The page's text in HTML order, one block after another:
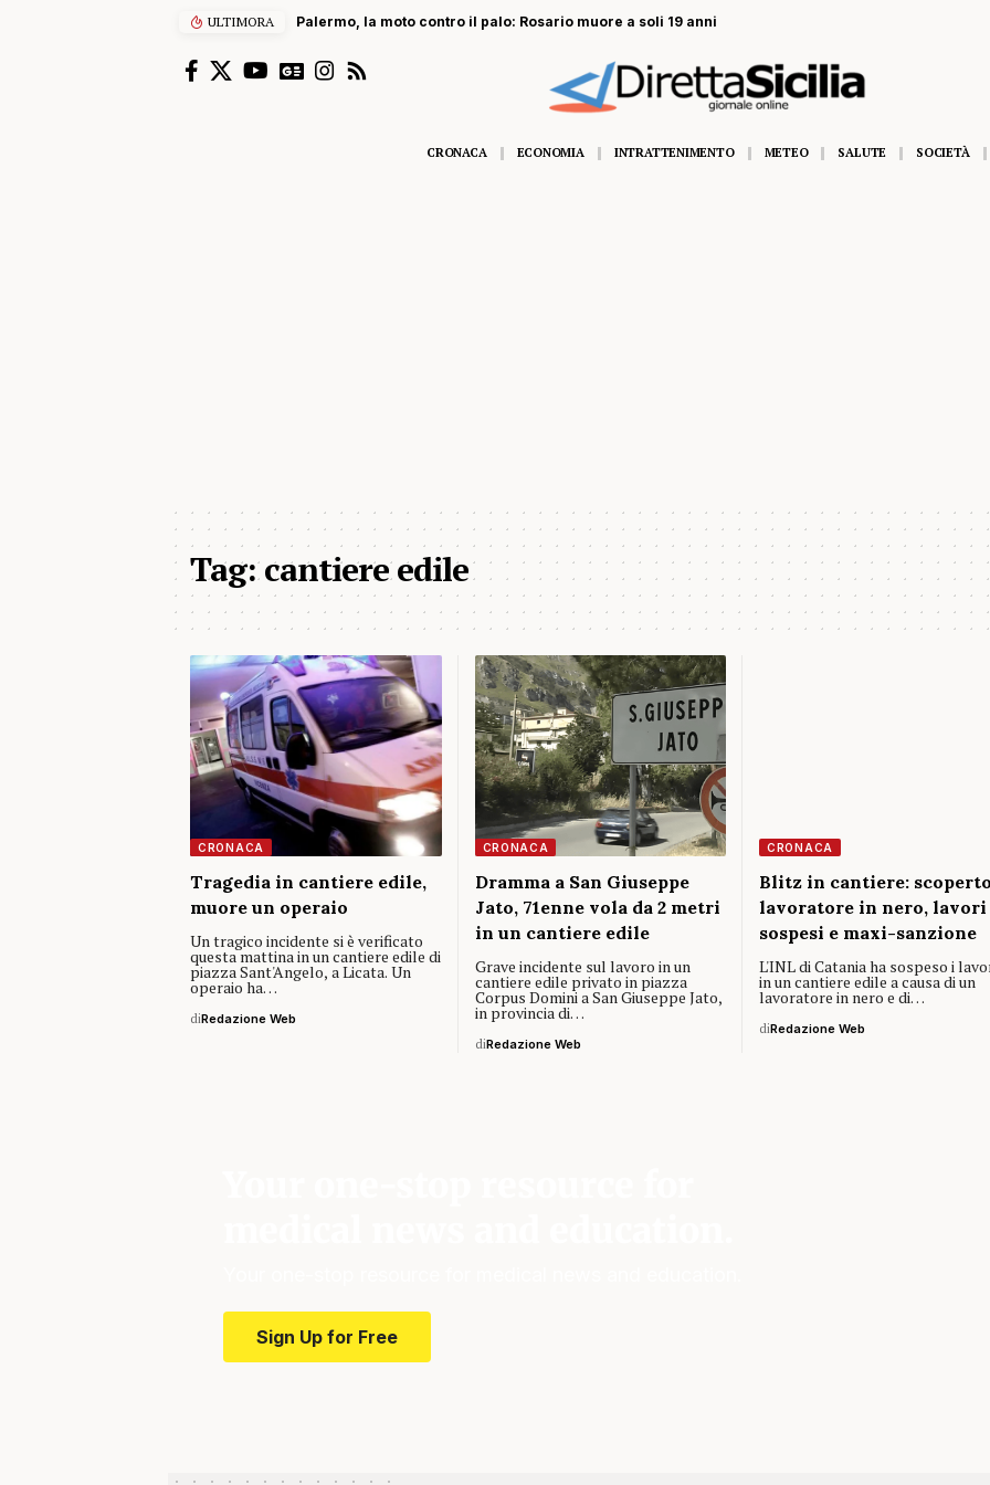
ULTIMORA Palermo, la moto contro il palo: Rosario muore a soli 19 anni
CRONACA ECONOMIA INTRATTENIMENTO METEO SALUTE SOCIETÀ
Tag:cantiere edile
CRONACA
Tragedia in cantiere edile,
muore un operaio
Un tragico incidente si è verificato
questa mattina in un cantiere edile di
piazza Sant'Angelo, a Licata. Un
operaio ha…
diRedazione Web
CRONACA
Dramma a San Giuseppe
Jato, 71enne vola da 2 metri
in un cantiere edile
Grave incidente sul lavoro in un
cantiere edile privato in piazza
Corpus Domini a San Giuseppe Jato,
in provincia di…
diRedazione Web
CRONACA
Blitz in cantiere:
lavoratore in nero, lavori
sospesi e maxi-sanzione
L'INL di Catania ha sospeso i
in un cantiere edile a causa di un
lavoratore in nero e di…
diRedazione Web
Sign Up for Free